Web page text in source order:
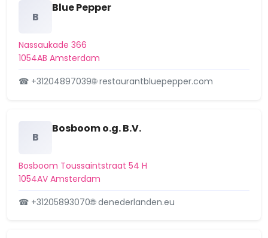
Grachtengordel-Zuid
Haarlemmerbuurt
Havens-West
Helmersbuurt
Hoofddorppleinbuurt
Hoofdweg e.o.
B
Blue Pepper
Nassaukade 366
1054AB Amsterdam
☎ +31204897039🌐 restaurantbluepepper.com
B
Bosboom o.g. B.V.
Bosboom Toussaintstraat 54 H
1054AV Amsterdam
☎ +31205893070🌐 denederlanden.eu